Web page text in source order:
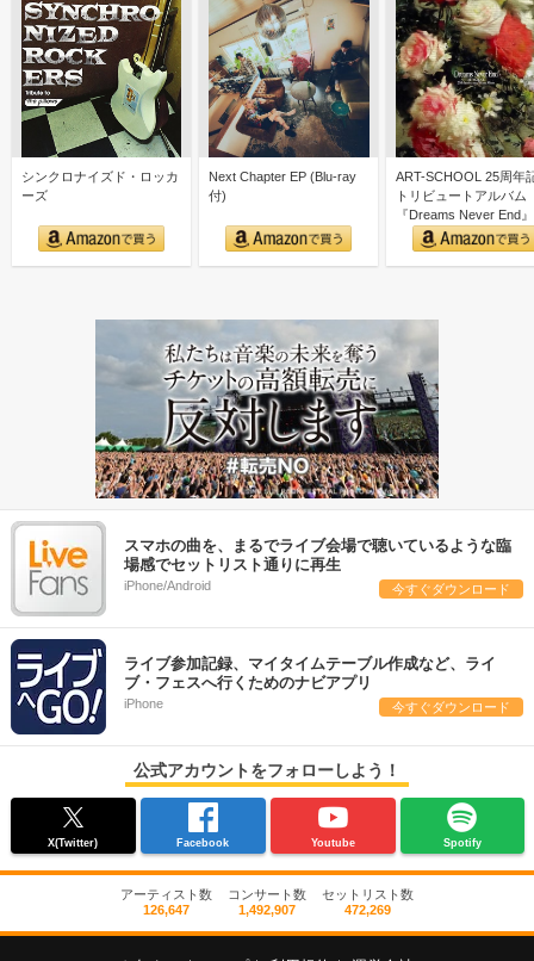
シンクロナイズド・ロッカ
ーズ
Next Chapter EP (Blu-ray
付)
ART-SCHOOL 25周年
トリビュートアルバム
『Dreams Never End』
スマホの曲を、まるでライブ会場で聴いているような臨
場感でセットリスト通りに再生
iPhone/Android 今すぐダウンロード
ライブ参加記録、マイタイムテーブル作成など、ライ
ブ・フェスへ行くためのナビアプリ
iPhone 今すぐダウンロード
公式アカウントをフォローしよう！
X(Twitter) Facebook Youtube Spotify
アーティスト数
126,647
コンサート数
1,492,907
セットリスト数
472,269